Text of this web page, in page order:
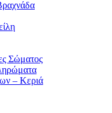
Σώματος
– Κεριά